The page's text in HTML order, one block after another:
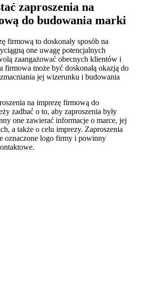
zaproszenia na
do budowania marki
firmową to doskonały sposób na
one uwagę potencjalnych
zaangażować obecnych klientów i
firmowa może być doskonałą okazją do
jej wizerunku i budowania
na imprezę firmową do
zadbać o to, aby zaproszenia były
one zawierać informacje o marce, jej
a także o celu imprezy. Zaproszenia
oznaczone logo firmy i powinny